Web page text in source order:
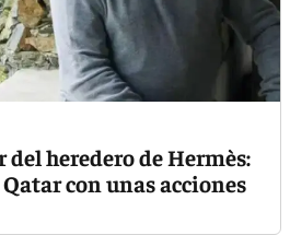
heredero de Hermès:
con unas acciones